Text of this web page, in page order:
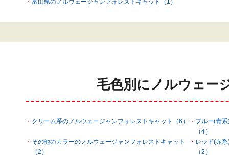
富山県のノルウェージャンフォレストキャット（1）
毛色別にノルウェー
クリーム系のノルウェージャンフォレストキャット（6）
ブルー(青
（4）
その他のカラーのノルウェージャンフォレストキャット
（2）
レッド(赤
（2）